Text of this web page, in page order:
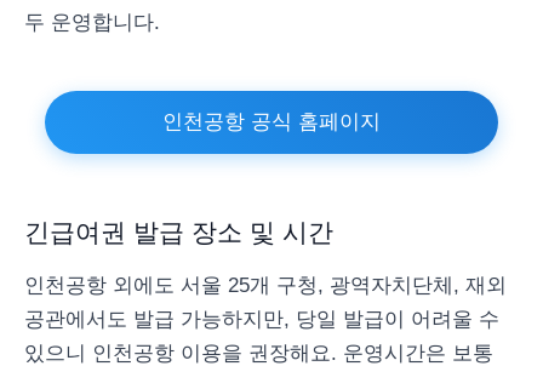
두 운영합니다.
인천공항 공식 홈페이지
긴급여권 발급 장소 및 시간
인천공항 외에도 서울 25개 구청, 광역자치단체, 재외
공관에서도 발급 가능하지만, 당일 발급이 어려울 수
있으니 인천공항 이용을 권장해요. 운영시간은 보통